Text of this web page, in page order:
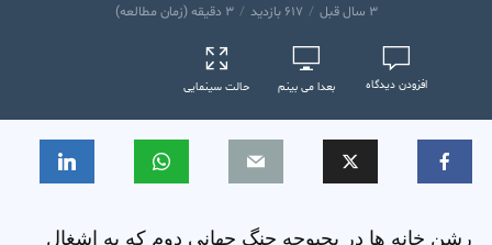
۳ سال قبل ۶۱۷ بازدید ۳ دقیقه (زمان مطالعه)
افزودن دیدگاه بعدا می بینم حالت سینمایی
رشن خانه ها در بحبوحه جنگ جهانی دوم که به اشغال